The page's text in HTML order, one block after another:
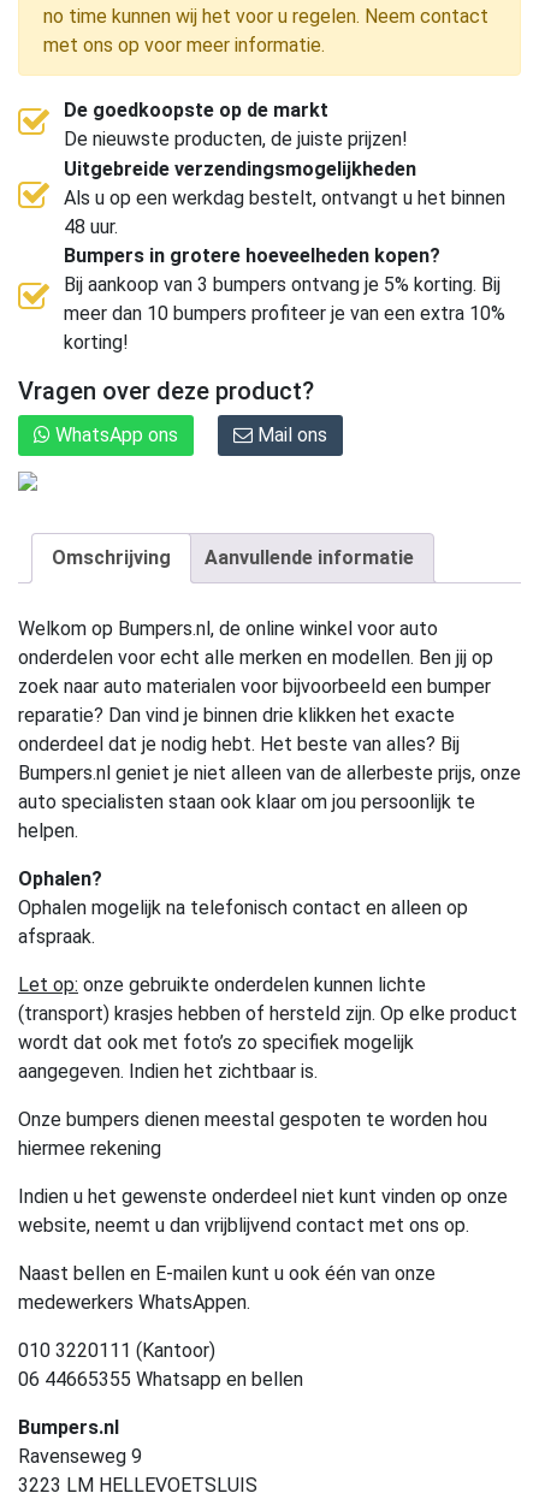
no time kunnen wij het voor u regelen. Neem contact
met ons op voor meer informatie.
De goedkoopste op de markt
De nieuwste producten, de juiste prijzen!
Uitgebreide verzendingsmogelijkheden
Als u op een werkdag bestelt, ontvangt u het binnen
48 uur.
Bumpers in grotere hoeveelheden kopen?
Bij aankoop van 3 bumpers ontvang je 5% korting. Bij
meer dan 10 bumpers profiteer je van een extra 10%
korting!
Vragen over deze product?
WhatsApp ons Mail ons
Omschrijving Aanvullende informatie
Welkom op Bumpers.nl, de online winkel voor auto
onderdelen voor echt alle merken en modellen. Ben jij op
zoek naar auto materialen voor bijvoorbeeld een bumper
reparatie? Dan vind je binnen drie klikken het exacte
onderdeel dat je nodig hebt. Het beste van alles? Bij
Bumpers.nl geniet je niet alleen van de allerbeste prijs, onze
auto specialisten staan ook klaar om jou persoonlijk te
helpen.
Ophalen?
Ophalen mogelijk na telefonisch contact en alleen op
afspraak.
Let op: onze gebruikte onderdelen kunnen lichte
(transport) krasjes hebben of hersteld zijn. Op elke product
wordt dat ook met foto’s zo specifiek mogelijk
aangegeven. Indien het zichtbaar is.
Onze bumpers dienen meestal gespoten te worden hou
hiermee rekening
Indien u het gewenste onderdeel niet kunt vinden op onze
website, neemt u dan vrijblijvend contact met ons op.
Naast bellen en E-mailen kunt u ook één van onze
medewerkers WhatsAppen.
010 3220111 (Kantoor)
06 44665355 Whatsapp en bellen
Bumpers.nl
Ravenseweg 9
3223 LM HELLEVOETSLUIS